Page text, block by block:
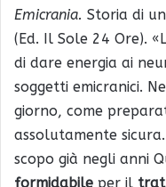
Emicrania. Storia di
(Ed. Il Sole 24 Ore).
di dare energia ai
soggetti emicranici.
giorno, come
assolutamente
scopo già negli anni
formidabile per il